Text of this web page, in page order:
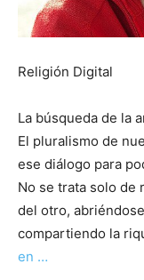
Religión Digital
La búsqueda de la
El pluralismo de
ese diálogo para
No se trata solo de
del otro,
compartiendo la
en …